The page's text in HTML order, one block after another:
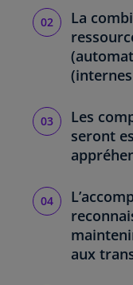
La
Les
seront
aux